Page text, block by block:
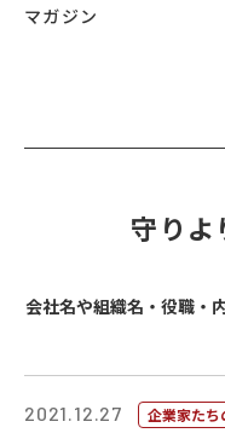
マガジン
守りよ
会社名や組織名・役職・
2021.12.27 企業家たち